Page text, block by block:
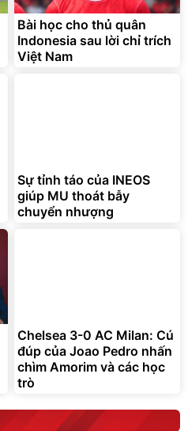
Bài học cho thủ quân
Indonesia sau lời chỉ trích
Việt Nam
Sự tỉnh táo của INEOS
giúp MU thoát bẫy
chuyển nhượng
Chelsea 3-0 AC Milan: Cú
đúp của Joao Pedro nhấn
chìm Amorim và các học
trò